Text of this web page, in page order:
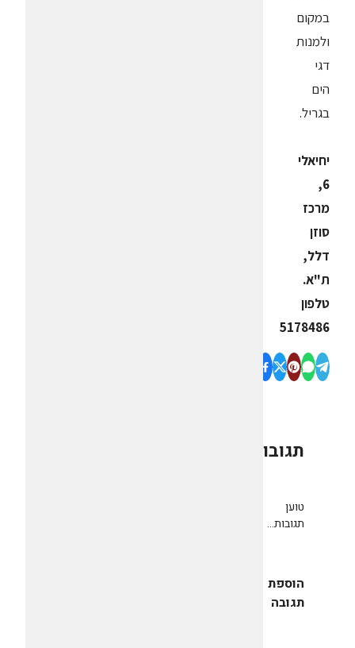
במקום
ולמנות
דגי
הים
בגריל.
יחיאלי
6,
מרכז
סוזן
דלל,
ת"א.
טלפון
5178486
תגובות
טוען
תגובות...
הוספת
תגובה